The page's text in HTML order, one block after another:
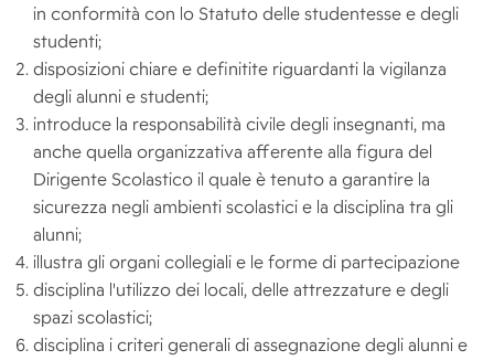
in conformità con lo Statuto delle studentesse e degli
studenti;
disposizioni chiare e definitite riguardanti la vigilanza
degli alunni e studenti;
introduce la responsabilità civile degli insegnanti, ma
anche quella organizzativa afferente alla figura del
Dirigente Scolastico il quale è tenuto a garantire la
sicurezza negli ambienti scolastici e la disciplina tra gli
alunni;
illustra gli organi collegiali e le forme di partecipazione
disciplina l'utilizzo dei locali, delle attrezzature e degli
spazi scolastici;
disciplina i criteri generali di assegnazione degli alunni e